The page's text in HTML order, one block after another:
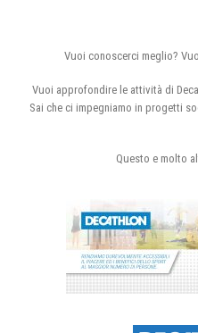
Vuoi conoscerci meglio?
Vuoi approfondire le attività di
Sai che ci impegniamo in progetti
Questo e molto